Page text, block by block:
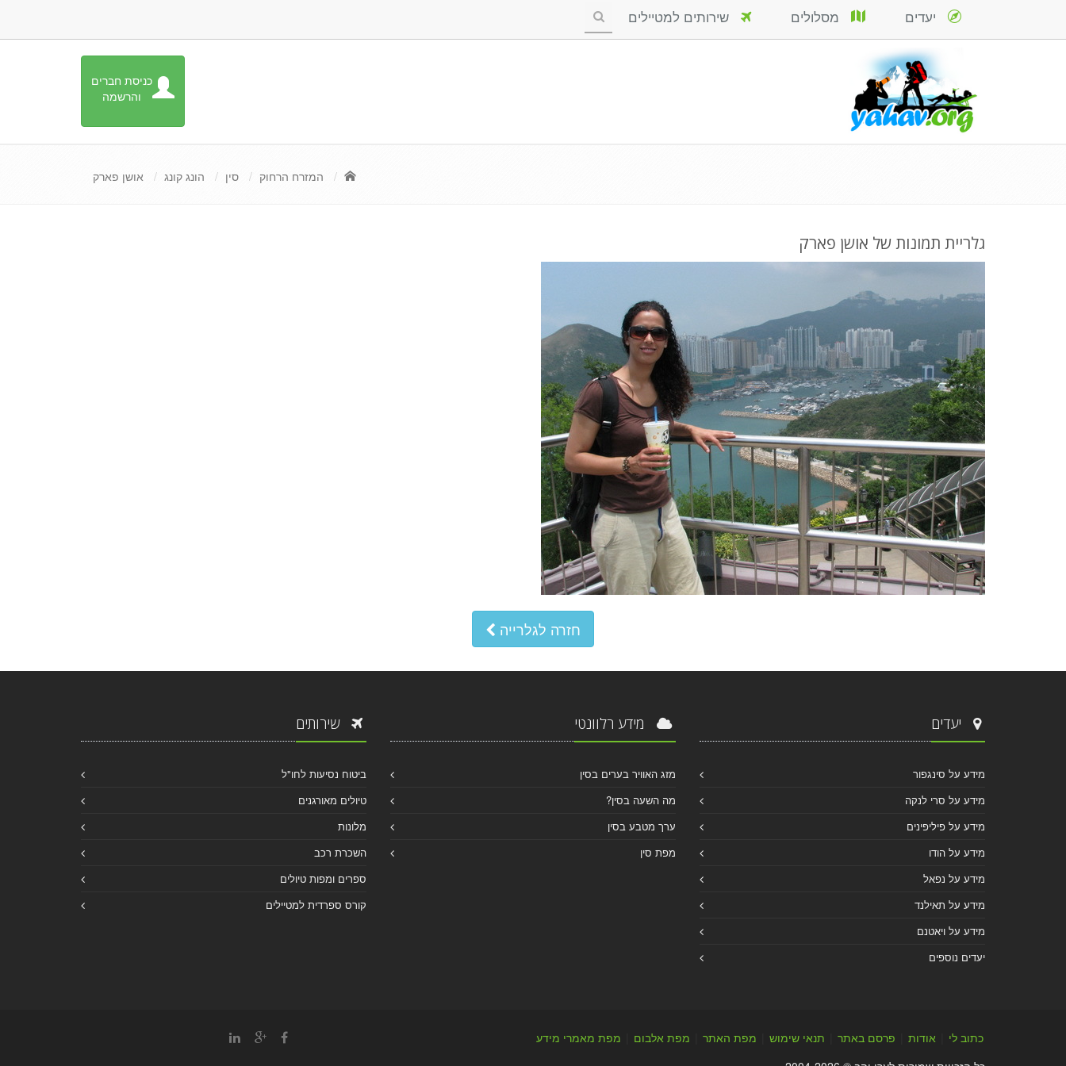
כניסת חברים
והרשמה
יעדים מסלולים שירותים למטיילים
המזרח הרחוק סין הונג קונג אושן פארק
גלריית תמונות של אושן פארק
חזרה לגלרייה
יעדים
מידע על סינגפור
מידע על סרי לנקה
מידע על פיליפינים
מידע על הודו
מידע על נפאל
מידע על תאילנד
מידע על ויאטנם
יעדים נוספים
מידע רלוונטי
מזג האוויר בערים בסין
מה השעה בסין?
ערך מטבע בסין
מפת סין
שירותים
ביטוח נסיעות לחו"ל
טיולים מאורגנים
מלונות
השכרת רכב
ספרים ומפות טיולים
קורס ספרדית למטיילים
כתוב לי אודות פרסם באתר תנאי שימוש מפת האתר מפת אלבום
מפת מאמרי מידע